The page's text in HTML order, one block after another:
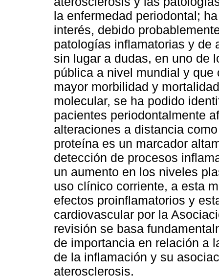
la enfermedad periodontal;
interés, debido
patologías inflamatorias y de
sin lugar a dudas, en uno de
pública a nivel mundial y
mayor morbilidad y
molecular, se ha podido
pacientes periodontalmente
alteraciones a distancia
proteína es un marcador
detección de procesos
un aumento en los niveles
uso clínico corriente, a esta
efectos proinflamatorios y
cardiovascular por la
revisión se basa
de importancia en relación a
de la inflamación y su
aterosclerosis.